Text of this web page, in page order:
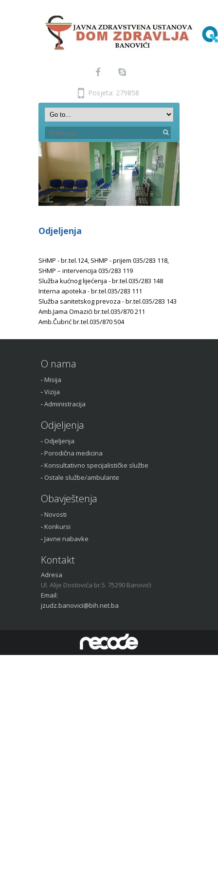
Posjeta: 279858
Odjeljenja
SHMP - br.tel.124, SHMP - prijem 035/283 118,
SHMP – intervencija 035/283 119
Služba kućnog lijećenja - br.tel.035/283 148
Interna apoteka - br.tel.035/283 111
Služba sanitetskog prevoza - br.tel.035/283 143
Amb.Jama Omazići br.tel.035/870 211
Amb.Čubrić br.tel.035/870 504
O nama
Misija
Vizija
Administracija
Odjeljenja
Odjeljenja
Porodična medicina
Konsultativno specijalističke službe
Ostale službe/ambulante
Obavještenja
Novosti
Konkursi
Javne nabavke
Kontakt
Adresa
Ul. Alije Dostovića br.5. 75290 Banovići
Email:
jzudz.banovici@bih.net.ba